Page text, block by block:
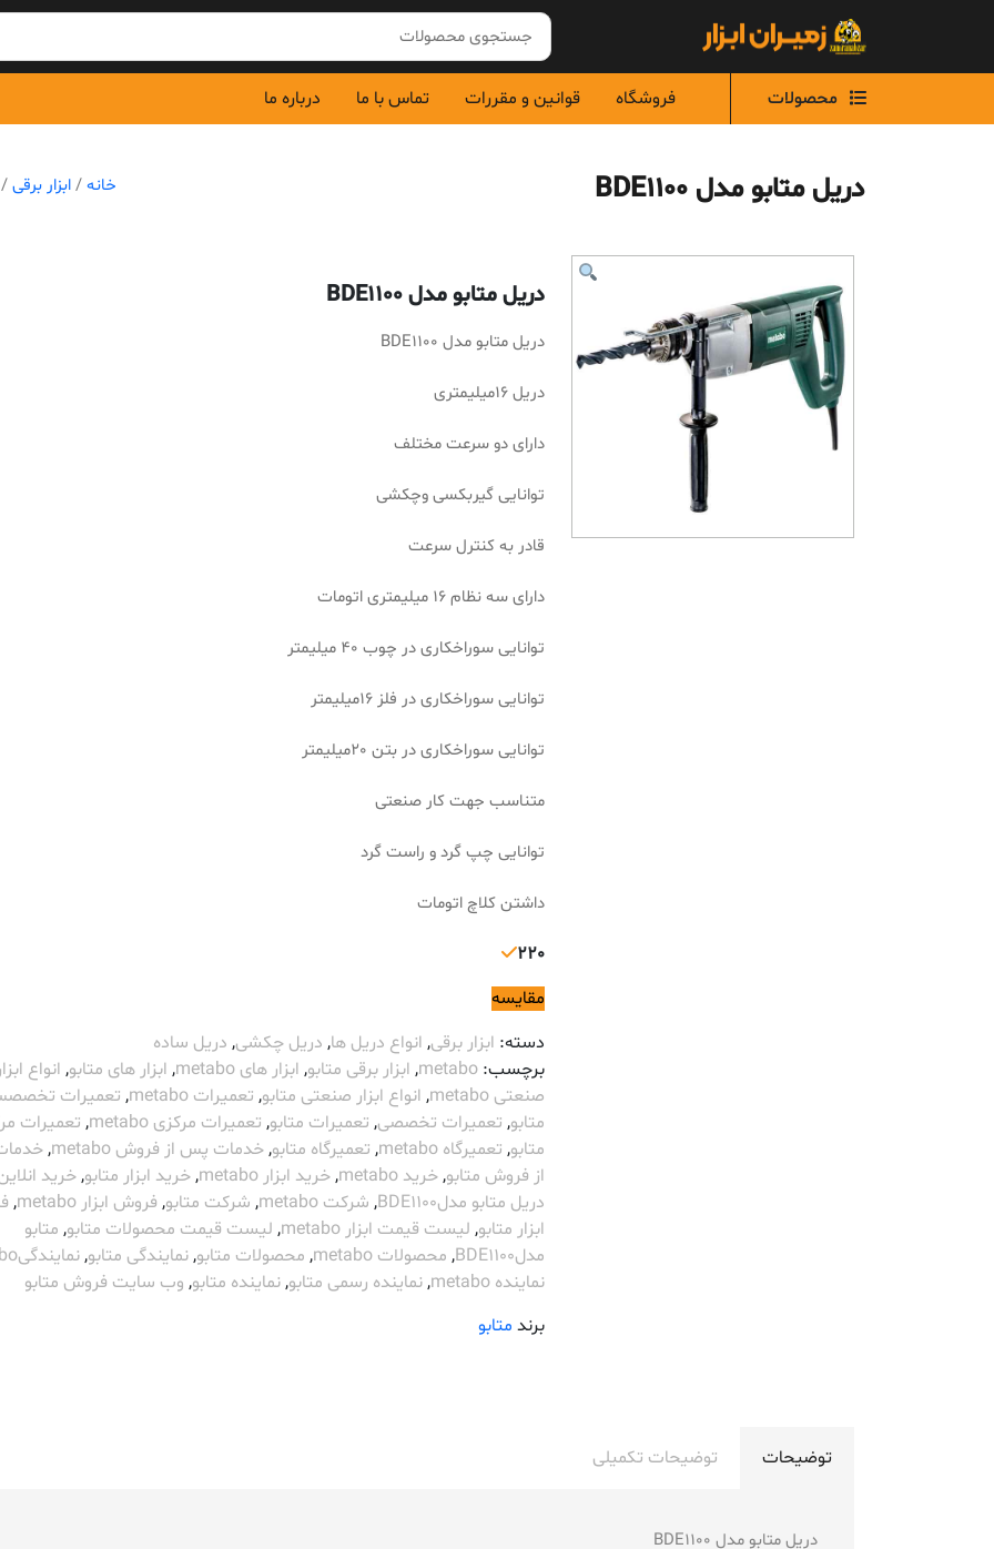
محصولات فروشگاه قوانین و مقررات تماس با ما درباره ما
دریل متابو مدل BDE1100 خانه /ابزار برقی
دریل متابو مدل BDE1100
دریل متابو مدل BDE1100
دریل 16میلیمتری
دارای دو سرعت مختلف
توانایی گیربکسی وچکشی
قادر به کنترل سرعت
دارای سه نظام 16 میلیمتری اتومات
توانایی سوراخکاری در چوب 40 میلیمتر
توانایی سوراخکاری در فلز 16میلیمتر
توانایی سوراخکاری در بتن 20میلیمتر
متناسب جهت کار صنعتی
توانایی چپ گرد و راست گرد
داشتن کلاچ اتومات
220
مقایسه
دسته: ابزار برقی, انواع دریل ها, دریل چکشی, دریل ساده
برچسب: metabo
, ابزار برقی متابو, ابزار های metabo , ابزار های متابو, انواع ابزار
صنعتی metabo
, انواع ابزار صنعتی متابو, تعمیرات metabo , تعمیرات
متابو, تعمیرات تخصصی, تعمیرات متابو, تعمیرات مرکزی metabo , تعمیرات
متابو, تعمیرگاه metabo , تعمیرگاه متابو,خدمات پس از فروش metabo ,
از فروش متابو,خرید metabo ,خرید ابزار metabo ,خرید ابزار متابو,خرید
دریل متابو مدلBDE1100
, شرکت metabo , شرکت متابو, فروش ابزار metabo ,
ابزار متابو, لیست قیمت ابزار metabo , لیست قیمت محصولات متابو, متابو
مدلBDE1100
, محصولات metabo , محصولات متابو,نمایندگی متابو,نمایندگیmetabo
نماینده metabo
,نماینده رسمی متابو,نماینده متابو, وب سایت فروش متابو
برند متابو
توضیحات توضیحات تکمیلی
دریل متابو مدل BDE1100